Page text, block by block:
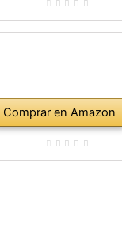
Comprar en Amazon